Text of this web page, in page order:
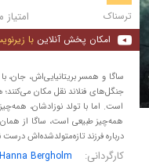
ترسناک
امکان پخش آنلاین با
ساگا و همسر بریتانیایی‌اش، جان،
جنگل‌های فنلاند نقل مکان
است. اما با تولد نوزادشان،
همه‌چیز طبیعی است، ساگا از
درباره فرزند تازه‌متولدشده‌اش
کارگردانی: Hanna Bergholm